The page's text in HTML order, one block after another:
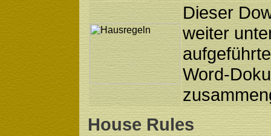
Dieser
weiter
Word-
House Rules